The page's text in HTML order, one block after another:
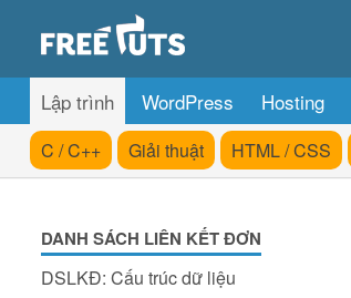
Lập trình WordPress Hosting
C / C++ Giải thuật HTML / CSS
DANH SÁCH LIÊN KẾT ĐƠN
DSLKĐ: Cấu trúc dữ liệu